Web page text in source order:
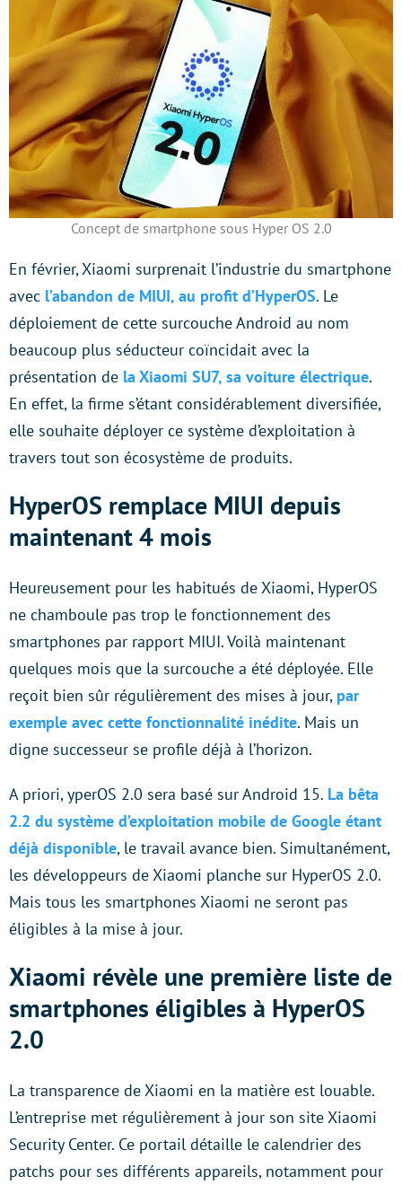
Concept de smartphone sous Hyper OS 2.0
En février, Xiaomi surprenait l’industrie du smartphone
avec l’abandon de MIUI, au profit d’HyperOS. Le
déploiement de cette surcouche Android au nom
beaucoup plus séducteur coïncidait avec la
présentation de la Xiaomi SU7, sa voiture électrique.
En effet, la firme s’étant considérablement diversifiée,
elle souhaite déployer ce système d’exploitation à
travers tout son écosystème de produits.
HyperOS remplace MIUI depuis
maintenant 4 mois
Heureusement pour les habitués de Xiaomi, HyperOS
ne chamboule pas trop le fonctionnement des
smartphones par rapport MIUI. Voilà maintenant
quelques mois que la surcouche a été déployée. Elle
reçoit bien sûr régulièrement des mises à jour, par
exemple avec cette fonctionnalité inédite. Mais un
digne successeur se profile déjà à l’horizon.
A priori, yperOS 2.0 sera basé sur Android 15. La bêta
2.2 du système d’exploitation mobile de Google étant
déjà disponible, le travail avance bien. Simultanément,
les développeurs de Xiaomi planche sur HyperOS 2.0.
Mais tous les smartphones Xiaomi ne seront pas
éligibles à la mise à jour.
Xiaomi révèle une première liste de
smartphones éligibles à HyperOS
2.0
La transparence de Xiaomi en la matière est louable.
L’entreprise met régulièrement à jour son site Xiaomi
Security Center. Ce portail détaille le calendrier des
patchs pour ses différents appareils, notamment pour